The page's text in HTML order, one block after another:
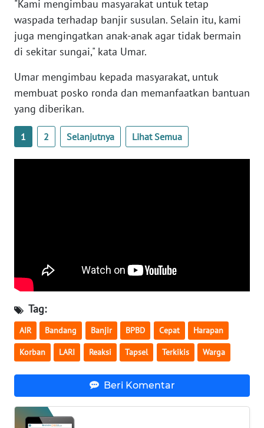
"Kami mengimbau masyarakat untuk tetap
waspada terhadap banjir susulan. Selain itu, kami
juga mengingatkan anak-anak agar tidak bermain
di sekitar sungai," kata Umar.
Umar mengimbau kepada masyarakat, untuk
membuat posko ronda dan memanfaatkan bantuan
yang diberikan.
1 2 Selanjutnya Lihat Semua
Tag:
AIR Bandang Banjir BPBD Cepat Harapan
Korban LARI Reaksi Tapsel Terkikis Warga
Beri Komentar
NUSANTARA
WN
WN
JATIM
WN
WN
KALTARA
WN
KALSEL
WN
WN